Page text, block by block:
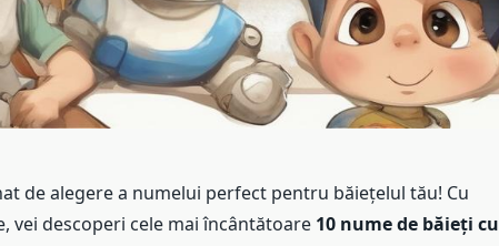
de alegere a numelui perfect pentru băiețelul tău! Cu
vei descoperi cele mai încântătoare 10 nume de băieți cu